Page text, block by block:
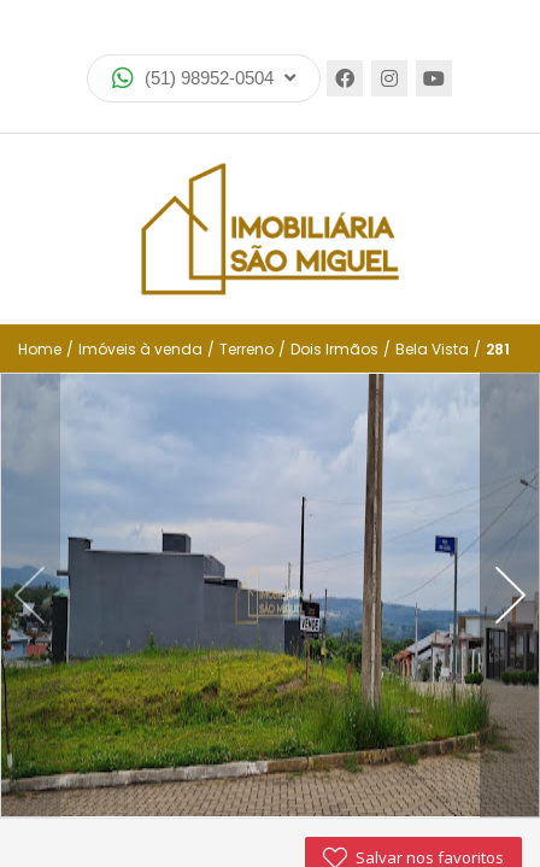
(51) 98952-0504
Imóveis
Encomende seu imóvel
Financiamento
Negocie seu imóvel
Simulador de financiamento
Imóveis favoritos
Contato
Home / Imóveis à venda / Terreno / Dois Irmãos / Bela Vista / 281
Salvar nos favoritos